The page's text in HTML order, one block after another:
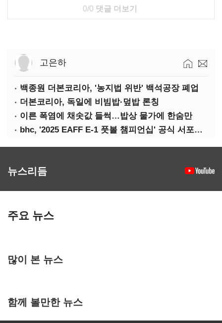
0/0 댓글 더보기
고은하
백종원 더본코리아, '농지법 위반' 백석공장 폐업
더본코리아, 독일에 비빔밥·덮밥 론칭
이른 폭염에 채솟값 들썩…밥상 물가에 한숨만
bhc, '2025 EAFF E-1 풋볼 챔피언십' 공식 서포터 참여
뉴스리듬
주요 뉴스
많이 본 뉴스
함께 볼만한 뉴스